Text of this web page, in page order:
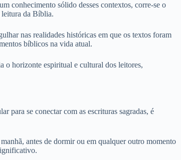
conhecimento sólido desses contextos, corre-se o
leitura da Bíblia.
nas realidades históricas em que os textos foram
bíblicos na vida atual.
o horizonte espiritual e cultural dos leitores,
para se conectar com as escrituras sagradas, é
antes de dormir ou em qualquer outro momento